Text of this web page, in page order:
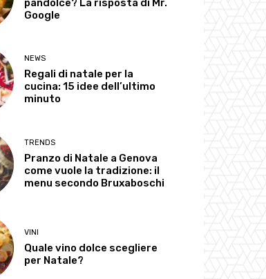
pandolce? La risposta di Mr.
Google
NEWS
Regali di natale per la
cucina: 15 idee dell’ultimo
minuto
TRENDS
Pranzo di Natale a Genova
come vuole la tradizione: il
menu secondo Bruxaboschi
VINI
Quale vino dolce scegliere
per Natale?